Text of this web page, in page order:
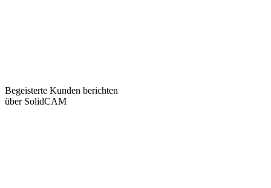
Begeisterte Kunden berichten
über SolidCAM